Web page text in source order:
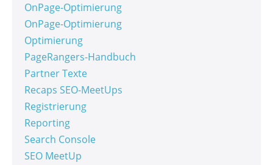
OnPage-Optimierung
OnPage-Optimierung
Optimierung
PageRangers-Handbuch
Partner Texte
Recaps SEO-MeetUps
Registrierung
Reporting
Search Console
SEO MeetUp